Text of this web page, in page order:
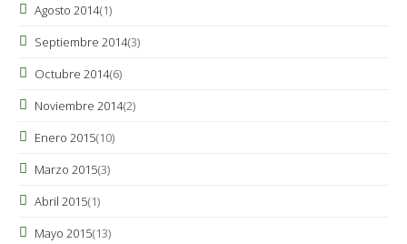
Agosto 2014(1)
Septiembre 2014(3)
Octubre 2014(6)
Noviembre 2014(2)
Enero 2015(10)
Marzo 2015(3)
Abril 2015(1)
Mayo 2015(13)